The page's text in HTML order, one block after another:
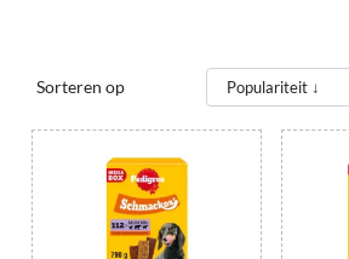
Sorteren op